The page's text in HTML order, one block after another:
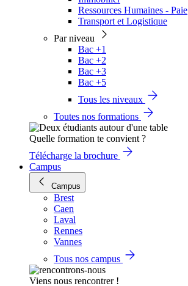
Ressources Humaines - Paie
Transport et Logistique
Par niveau
Bac +1
Bac +2
Bac +3
Bac +5
Tous les niveaux
Toutes nos formations
Quelle formation te convient ?
Télécharge la brochure
Campus
Campus
Brest
Caen
Laval
Rennes
Vannes
Tous nos campus
Viens nous rencontrer !